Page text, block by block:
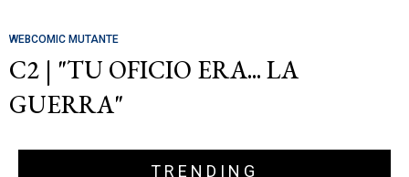
WEBCOMIC MUTANTE
C2 | "TU OFICIO ERA... LA
GUERRA"
TRENDING